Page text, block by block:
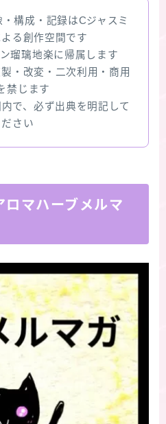
構成・記録はCジャスミ
る創作空間です
瑠璃地楽に帰属します
・改変・二次利用・商用
禁じます
で、必ず出典を明記して
ださい
ロマハーブメルマ